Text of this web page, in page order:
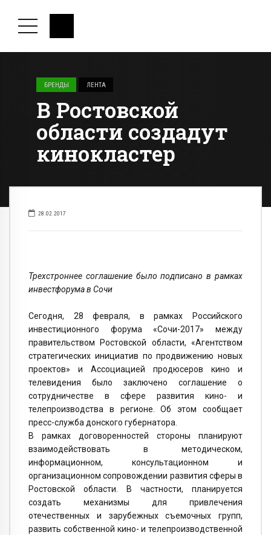
БРЕНДЫ ЛЕНТА
В Ростовской
области создадут
кинокластер
28.02.2017
Трехстроннее соглашение было подписано в рамках
инвестфорума в Сочи
Сегодня, 28 февраля, в рамках Российского
инвестиционного форума «Сочи-2017» между
правительством Ростовской области, «Агентством
стратегических инициатив по продвижению новых
проектов» и Ассоциацией продюсеров кино и
телевидения было заключено соглашение о
сотрудничестве в сфере развития кино- и
телепроизводства в регионе. Об этом сообщает
пресс-служба донского губернатора.
В рамках договоренностей стороны планируют
взаимодействовать в методическом,
информационном, консультационном и
организационном сопровождении развития сферы в
Ростовской области. В частности, планируется
создать механизмы для привлечения
отечественных и зарубежных съемочных групп,
развить собственной кино- и телепроизводственной